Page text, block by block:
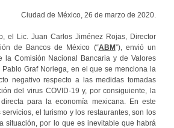
Ciudad de México, 26 de marzo de 2020.
el Lic. Juan Carlos Jiménez Rojas, Director
de Bancos de México (“ABM”), envió un
la Comisión Nacional Bancaria y de Valores
Pablo Graf Noriega, en el que se menciona la
negativo respecto a las medidas tomadas
del virus COVID-19 y, por consiguiente, la
para la economía mexicana. En este
el turismo y los restaurantes, son los
situación, por lo que es inevitable que habrá